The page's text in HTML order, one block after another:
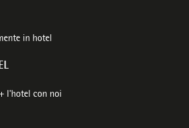
in hotel
l'hotel con noi